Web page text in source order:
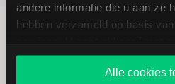
andere informatie die u aan ze
hebben verzameld op basis
website blijft gebruiken.
Alle cookies